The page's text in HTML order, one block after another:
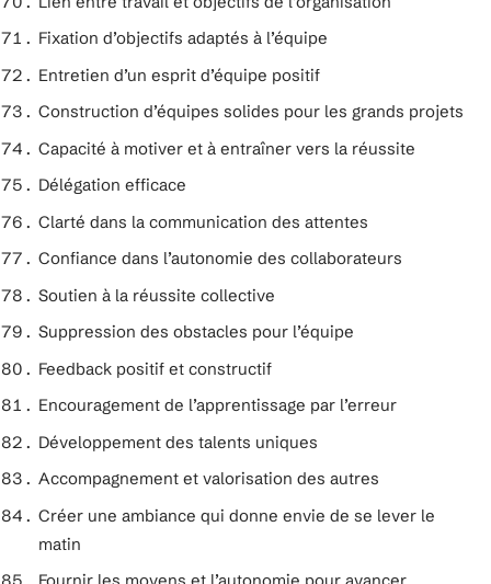
Fixation d’objectifs adaptés à l’équipe
Entretien d’un esprit d’équipe positif
Construction d’équipes solides pour les grands projets
Capacité à motiver et à entraîner vers la réussite
Délégation efficace
Clarté dans la communication des attentes
Confiance dans l’autonomie des collaborateurs
Soutien à la réussite collective
Suppression des obstacles pour l’équipe
Feedback positif et constructif
Encouragement de l’apprentissage par l’erreur
Développement des talents uniques
Accompagnement et valorisation des autres
Créer une ambiance qui donne envie de se lever le
matin